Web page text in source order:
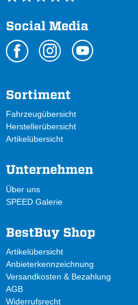
Social Media
Sortiment
Fahrzeugübersicht
Herstellerübersicht
Artikelübersicht
Unternehmen
Über uns
SPEED Galerie
BestBuy Shop
Artikelübersicht
Anbieterkennzeichnung
Versandkosten & Bezahlung
AGB
Widerrufsrecht